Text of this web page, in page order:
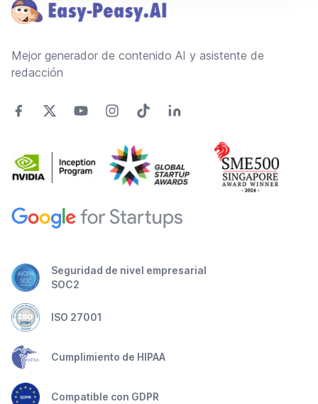
Mejor generador de contenido AI y asistente de
redacción
Seguridad de nivel empresarial
SOC2
ISO 27001
Cumplimiento de HIPAA
Compatible con GDPR